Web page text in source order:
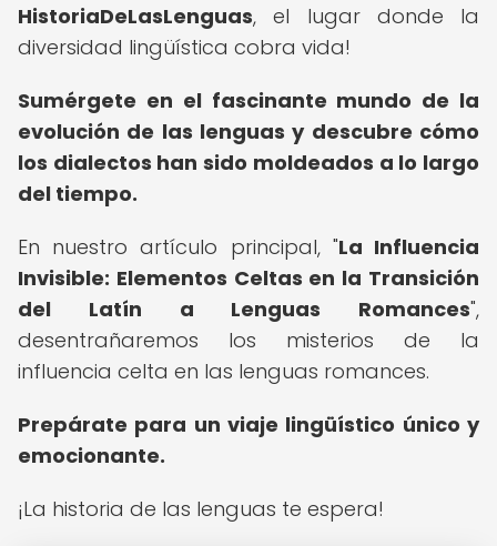
HistoriaDeLasLenguas, el lugar donde la
diversidad lingüística cobra vida!
Sumérgete en el fascinante mundo de la
evolución de las lenguas y descubre cómo
los dialectos han sido moldeados a lo largo
del tiempo.
En nuestro artículo principal, "La Influencia
Invisible: Elementos Celtas en la Transición
del Latín a Lenguas Romances",
desentrañaremos los misterios de la
influencia celta en las lenguas romances.
Prepárate para un viaje lingüístico único y
emocionante.
¡La historia de las lenguas te espera!